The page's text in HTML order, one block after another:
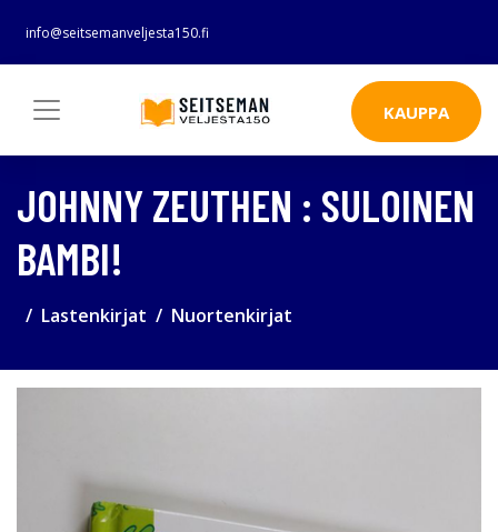
info@seitsemanveljesta150.fi
KAUPPA
JOHNNY ZEUTHEN : SULOINEN
BAMBI!
Lastenkirjat Nuortenkirjat